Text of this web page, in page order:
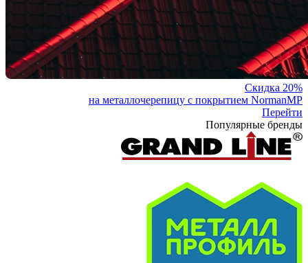
Скидка 20%
на металлочерепицу с покрытием NormanMP
Перейти
Популярные бренды